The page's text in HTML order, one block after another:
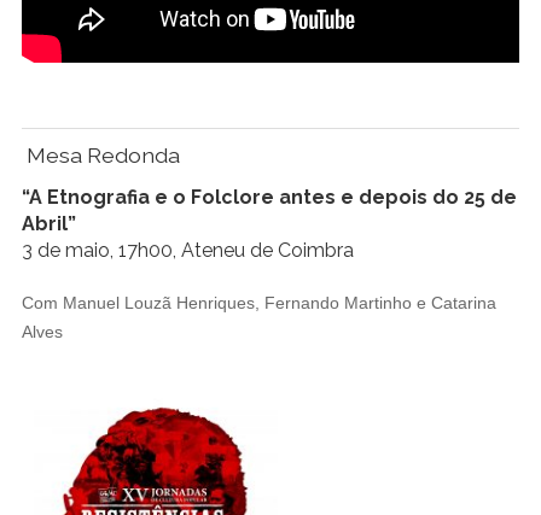
Mesa Redonda
“A Etnografia e o Folclore antes e depois do 25 de
Abril”
3 de maio, 17h00, Ateneu de Coimbra
Com Manuel Louzã Henriques, Fernando Martinho e Catarina
Alves